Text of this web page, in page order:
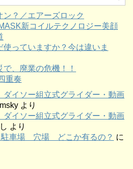
？／エアーズロック
新コイルテクノロジー美顔
っていますか？今は違いま
、廃業の危機！！
重奏
イソー組立式グライダー・動画
より
イソー組立式グライダー・動画
より
車場 穴場 どこか有るの？ に